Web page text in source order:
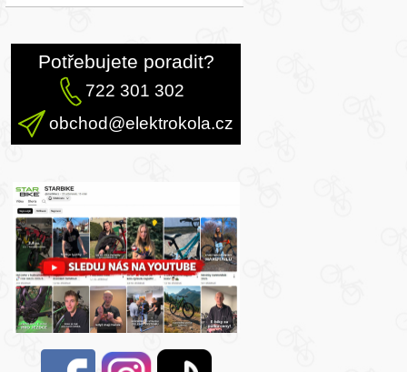
Potřebujete poradit?
722 301 302
obchod@elektrokola.cz